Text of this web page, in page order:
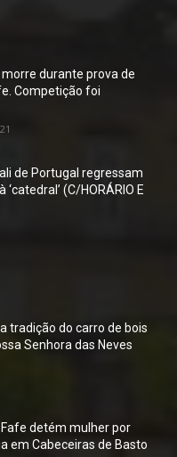
durante prova de
Competição foi
de Portugal regressam
(C/HORÁRIO E
tradição do carro de bois
Senhora das Neves
Fafe detém mulher por
em Cabeceiras de Basto